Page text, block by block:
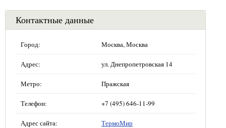
Контактные данные
Город: Москва, Москва
Адрес: ул. Днепропетровская 14
Метро: Пражская
Телефон: +7 (495) 646-11-99
Адрес сайта: ТермоМир